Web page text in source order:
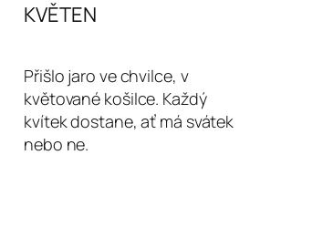
KVĚTEN
Přišlo jaro ve chvilce, v
květované košilce. Každý
kvítek dostane, ať má svátek
nebo ne.